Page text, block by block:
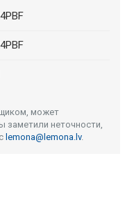
может
заметили неточности,
lemona@lemona.lv.